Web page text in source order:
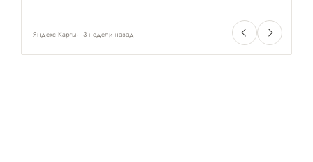
Яндекс Карты 3 недели назад